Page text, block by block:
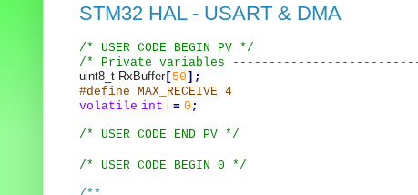
STM32 HAL - USART & DMA
/* USER CODE BEGIN PV */
/* Private variables
uint8_t RxBuffer [50];
#define MAX_RECEIVE 4
volatile int i = 0 ;
/* USER CODE END PV */
/* USER CODE BEGIN 0 */